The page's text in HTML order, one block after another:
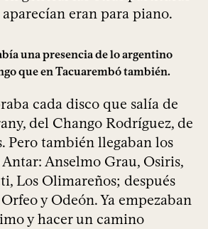
eran para piano.
una presencia de lo argentino
que en Tacuarembó también.
cada disco que salía de
del Chango Rodríguez, de
Pero también llegaban los
Anselmo Grau, Osiris,
Los Olimareños; después
y Odeón. Ya empezaban
y hacer un camino